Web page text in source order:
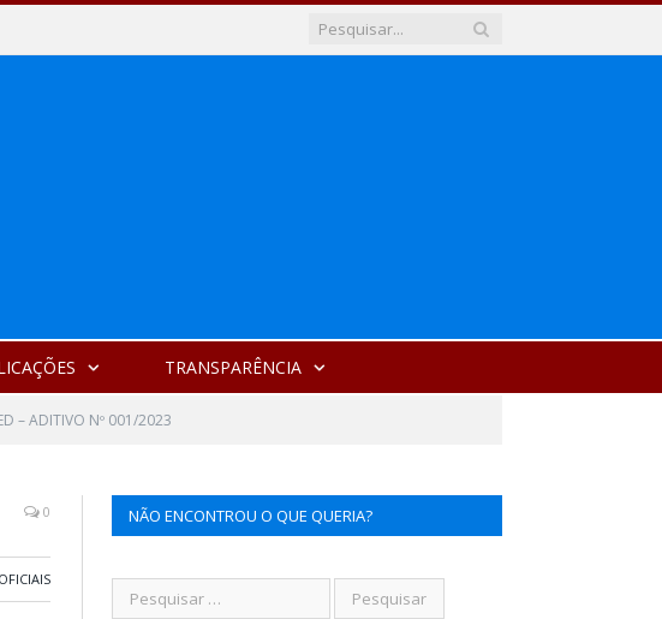
TRANSPARÊNCIA
– ADITIVO Nº 001/2023
0 NÃO ENCONTROU O QUE QUERIA?